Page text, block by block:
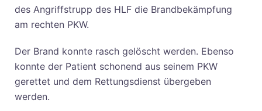
des Angriffstrupp des HLF die Brandbekämpfung
am rechten PKW.
Der Brand konnte rasch gelöscht werden. Ebenso
konnte der Patient schonend aus seinem PKW
gerettet und dem Rettungsdienst übergeben
werden.